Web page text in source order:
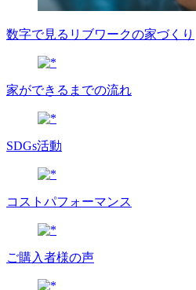
数字で⾒るリブワークの家づくり
家ができるまでの流れ
SDGs活動
コストパフォーマンス
ご購入者様の声